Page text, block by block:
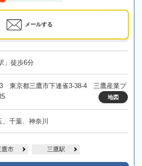
メールする
」徒歩6分
東京都三鷹市下連雀3-38-4 三鷹産業プ
地図
千葉、神奈川
鷹市 三鷹駅